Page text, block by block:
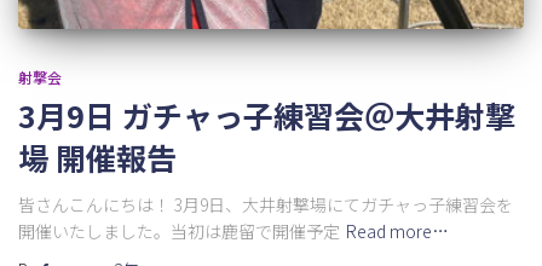
射撃会
3月9日 ガチャっ子練習会＠大井射撃
場 開催報告
皆さんこんにちは！ 3月9日、大井射撃場にてガチャっ子練習会を
開催いたしました。当初は鹿留で開催予定 Read more…